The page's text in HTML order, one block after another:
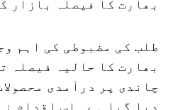
بھارت کا فیصلہ بازار
طلب کی مضبوطی کی اہم
بھارت کا حالیہ فیصلہ
چاندی پر درآمدی
دیا گیا ہے۔ اس اقدام